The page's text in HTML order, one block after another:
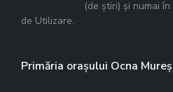
(de știri) și numai
de Utilizare.
Primăria orașului Ocna Mureș